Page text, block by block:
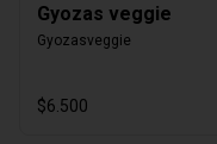
Gyozas veggie
Gyozasveggie
$6.500